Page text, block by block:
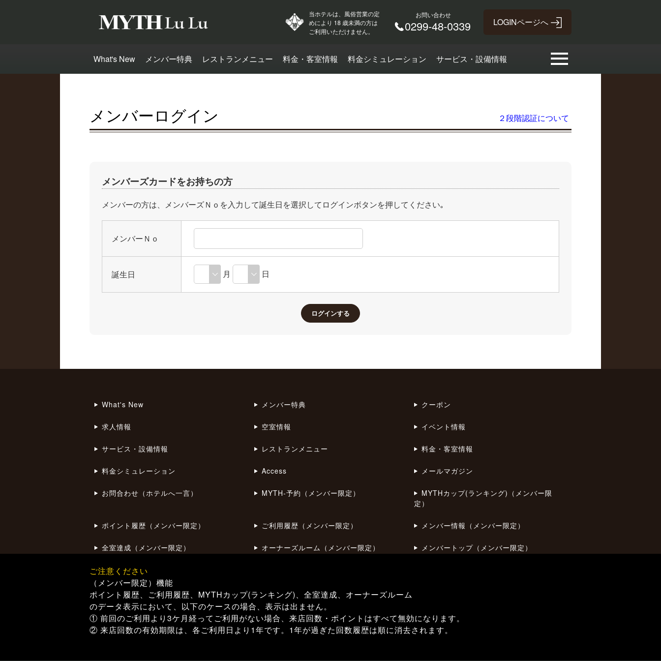
当ホテルは、風俗営業の定
めにより 18 歳未満の方は
ご利用いただけません。
お問い合わせ
0299-48-0339
What's New メンバー特典 レストランメニュー 料金・客室情報 料金シミュレーション サービス・設備情報
メンバーログイン ２段階認証について
メンバーズカードをお持ちの方
メンバーの方は、メンバーズＮｏを入力して誕生日を選択してログインボタンを押してください｡
メンバーＮｏ
誕生日 月 日
What's New メンバー特典 クーポン
求人情報 空室情報 イベント情報
サービス・設備情報 レストランメニュー 料金・客室情報
料金シミュレーション Access メールマガジン
お問合わせ（ホテルへ一言） MYTH-予約（メンバー限定）
MYTHカップ(ランキング)（メンバー限
定）
ポイント履歴（メンバー限定） ご利用履歴（メンバー限定） メンバー情報（メンバー限定）
全室達成（メンバー限定） オーナーズルーム（メンバー限定） メンバートップ（メンバー限定）
ご注意ください
（メンバー限定）機能
ポイント履歴、ご利用履歴、MYTHカップ(ランキング)、全室達成、オーナーズルーム
のデータ表示において、以下のケースの場合、表示は出ません。
① 前回のご利用より3ケ月経ってご利用がない場合、来店回数・ポイントはすべて無効になります。
② 来店回数の有効期限は、各ご利用日より1年です。1年が過ぎた回数履歴は順に消去されます。